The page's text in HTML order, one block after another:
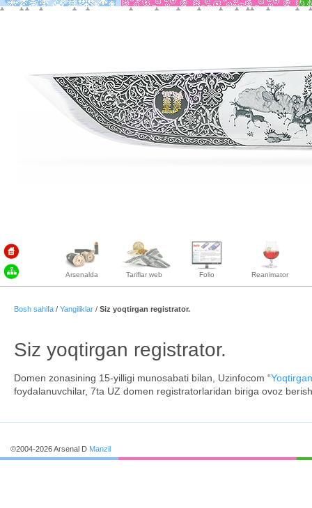
Arsenalda Tariflar web Folio Reanimator
Bosh sahifa / Yangiliklar / Siz yoqtirgan registrator.
Siz yoqtirgan registrator.
Domen zonasining 15-yilligi munosabati bilan, Uzinfocom “
foydalanuvchilar, 7ta UZ domen registratorlaridan biriga ovoz
©2004-2026 Arsenal D Manzil